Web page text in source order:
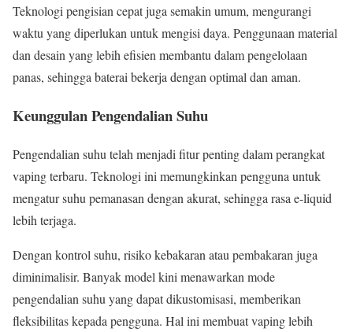
Teknologi pengisian cepat juga semakin umum, mengurangi
waktu yang diperlukan untuk mengisi daya. Penggunaan material
dan desain yang lebih efisien membantu dalam pengelolaan
panas, sehingga baterai bekerja dengan optimal dan aman.
Keunggulan Pengendalian Suhu
Pengendalian suhu telah menjadi fitur penting dalam perangkat
vaping terbaru. Teknologi ini memungkinkan pengguna untuk
mengatur suhu pemanasan dengan akurat, sehingga rasa e-liquid
lebih terjaga.
Dengan kontrol suhu, risiko kebakaran atau pembakaran juga
diminimalisir. Banyak model kini menawarkan mode
pengendalian suhu yang dapat dikustomisasi, memberikan
fleksibilitas kepada pengguna. Hal ini membuat vaping lebih